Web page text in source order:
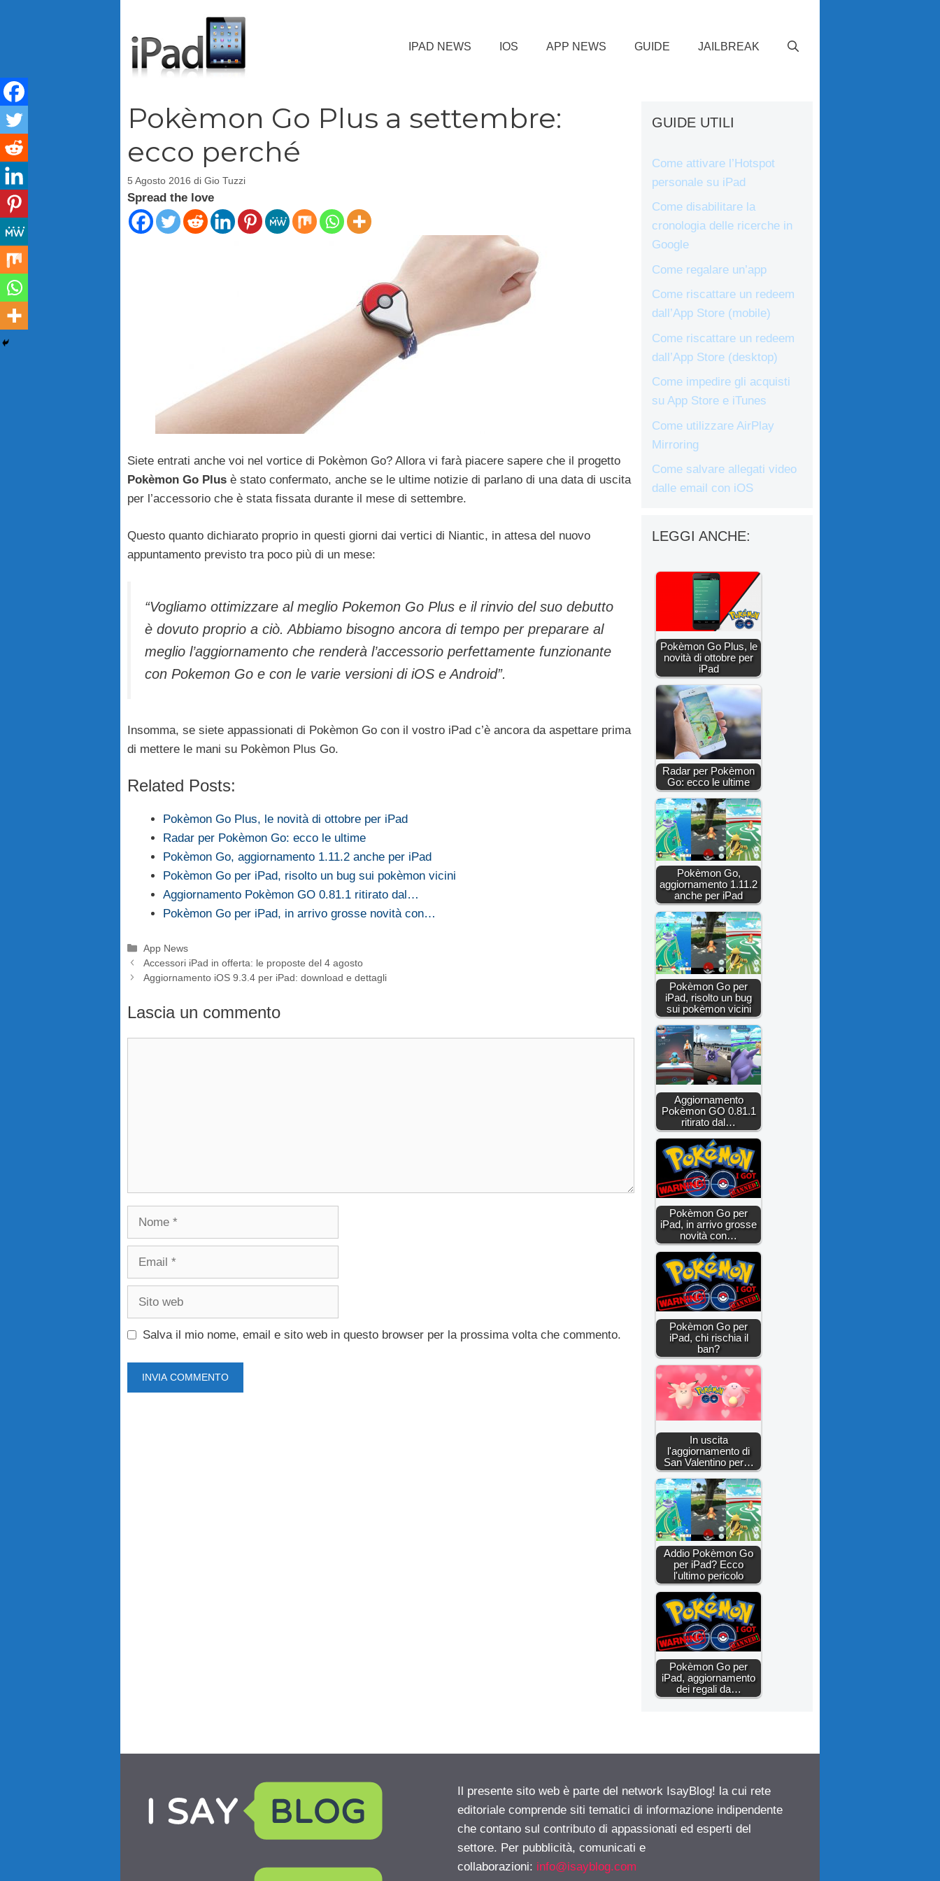
IPAD NEWS IOS APP NEWS GUIDE JAILBREAK
Pokèmon Go Plus a settembre:
ecco perché
5 Agosto 2016 di Gio Tuzzi
Spread the love
Siete entrati anche voi nel vortice di Pokèmon Go? Allora vi farà piacere sapere che il progetto
Pokèmon Go Plus è stato confermato, anche se le ultime notizie di parlano di una data di uscita
per l’accessorio che è stata fissata durante il mese di settembre.
Questo quanto dichiarato proprio in questi giorni dai vertici di Niantic, in attesa del nuovo
appuntamento previsto tra poco più di un mese:
“Vogliamo ottimizzare al meglio Pokemon Go Plus e il rinvio del suo debutto
è dovuto proprio a ciò. Abbiamo bisogno ancora di tempo per preparare al
meglio l’aggiornamento che renderà l’accessorio perfettamente funzionante
con Pokemon Go e con le varie versioni di iOS e Android”.
Insomma, se siete appassionati di Pokèmon Go con il vostro iPad c’è ancora da aspettare prima
di mettere le mani su Pokèmon Plus Go.
Related Posts:
Pokèmon Go Plus, le novità di ottobre per iPad
Radar per Pokèmon Go: ecco le ultime
Pokèmon Go, aggiornamento 1.11.2 anche per iPad
Pokèmon Go per iPad, risolto un bug sui pokèmon vicini
Aggiornamento Pokèmon GO 0.81.1 ritirato dal…
Pokèmon Go per iPad, in arrivo grosse novità con…
Categorie
App News
Accessori iPad in offerta: le proposte del 4 agosto
Aggiornamento iOS 9.3.4 per iPad: download e dettagli
Lascia un commento
Nome
Email
Sito
Salva il mio nome, email e sito web in questo browser per la prossima volta che commento.
GUIDE UTILI
Come attivare l’Hotspot
personale su iPad
Come disabilitare la
cronologia delle ricerche in
Google
Come regalare un’app
Come riscattare un redeem
dall’App Store (mobile)
Come riscattare un redeem
dall’App Store (desktop)
Come impedire gli acquisti
su App Store e iTunes
Come utilizzare AirPlay
Mirroring
Come salvare allegati video
dalle email con iOS
LEGGI ANCHE:
Pokèmon Go Plus, le
novità di ottobre per
iPad
Radar per Pokèmon
Go: ecco le ultime
Pokèmon Go,
aggiornamento 1.11.2
anche per iPad
Pokèmon Go per
iPad, risolto un bug
sui pokèmon vicini
Aggiornamento
Pokèmon GO 0.81.1
ritirato dal…
Pokèmon Go per
iPad, in arrivo grosse
novità con…
Pokèmon Go per
iPad, chi rischia il
ban?
In uscita
l'aggiornamento di
San Valentino per…
Addio Pokèmon Go
per iPad? Ecco
l'ultimo pericolo
Pokèmon Go per
iPad, aggiornamento
dei regali da…
Il presente sito web è parte del network IsayBlog! la cui rete
editoriale comprende siti tematici di informazione indipendente
che contano sul contributo di appassionati ed esperti del
settore. Per pubblicità, comunicati e
collaborazioni: info@isayblog.com